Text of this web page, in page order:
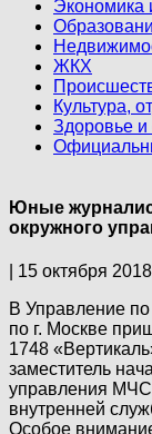
Экономика
ЖКХ
Культура,
Здоровье
Юные
окружного
| 15 октября 2018
В Управление
по г. Москве
1748
заместитель
управления МЧС
внутренней
Особое